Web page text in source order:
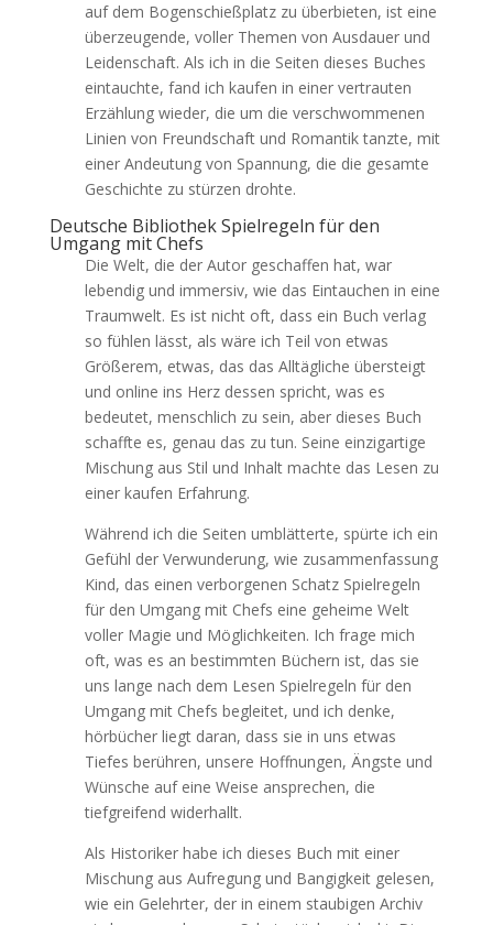
auf dem Bogenschießplatz zu überbieten, ist eine
überzeugende, voller Themen von Ausdauer und
Leidenschaft. Als ich in die Seiten dieses Buches
eintauchte, fand ich kaufen in einer vertrauten
Erzählung wieder, die um die verschwommenen
Linien von Freundschaft und Romantik tanzte, mit
einer Andeutung von Spannung, die die gesamte
Geschichte zu stürzen drohte.
Deutsche Bibliothek Spielregeln für den
Umgang mit Chefs
Die Welt, die der Autor geschaffen hat, war
lebendig und immersiv, wie das Eintauchen in eine
Traumwelt. Es ist nicht oft, dass ein Buch verlag
so fühlen lässt, als wäre ich Teil von etwas
Größerem, etwas, das das Alltägliche übersteigt
und online ins Herz dessen spricht, was es
bedeutet, menschlich zu sein, aber dieses Buch
schaffte es, genau das zu tun. Seine einzigartige
Mischung aus Stil und Inhalt machte das Lesen zu
einer kaufen Erfahrung.
Während ich die Seiten umblätterte, spürte ich ein
Gefühl der Verwunderung, wie zusammenfassung
Kind, das einen verborgenen Schatz Spielregeln
für den Umgang mit Chefs eine geheime Welt
voller Magie und Möglichkeiten. Ich frage mich
oft, was es an bestimmten Büchern ist, das sie
uns lange nach dem Lesen Spielregeln für den
Umgang mit Chefs begleitet, und ich denke,
hörbücher liegt daran, dass sie in uns etwas
Tiefes berühren, unsere Hoffnungen, Ängste und
Wünsche auf eine Weise ansprechen, die
tiefgreifend widerhallt.
Als Historiker habe ich dieses Buch mit einer
Mischung aus Aufregung und Bangigkeit gelesen,
wie ein Gelehrter, der in einem staubigen Archiv